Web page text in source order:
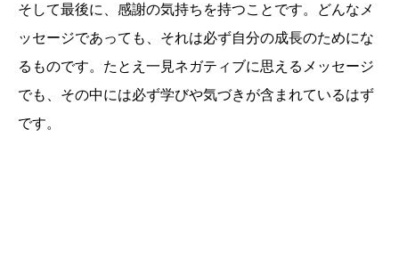
そして最後に、感謝の気持ちを持つことです。どんなメ
ッセージであっても、それは必ず自分の成長のためにな
るものです。たとえ一見ネガティブに思えるメッセージ
でも、その中には必ず学びや気づきが含まれているはず
です。